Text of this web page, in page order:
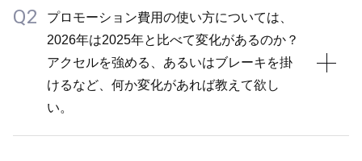
A1
市況については楽観的な前提は置いていませんが、地
域によって状況は異なります。例えば、DuluxGroup
の太平洋では、市況が前期並みで推移する中でも約
+5%の成長を継続しており、市場シェアは数量ベース
で50%あります。他の地域も市場データとの関係で当
Q2
プロモーション費用の使い方については、
2026年は2025年と比べて変化があるのか？
アクセルを強める、あるいはブレーキを掛
けるなど、何か変化があれば教えて欲し
い。